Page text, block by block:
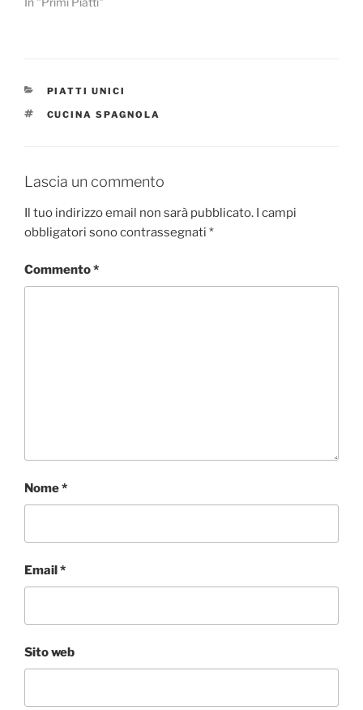
CATEGORIE
PIATTI UNICI
TAG
CUCINA SPAGNOLA
Lascia un commento
Il tuo indirizzo email non sarà pubblicato. I campi
obbligatori sono contrassegnati *
Commento*
Nome*
Email*
Sito web